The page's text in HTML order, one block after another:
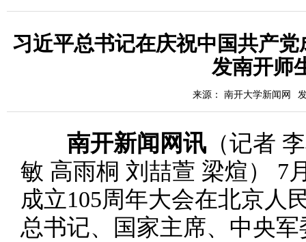
习近平总书记在庆祝中国共产
发南开师
来源： 南开大学新闻网
南开新闻网讯 （记者
敏 高雨桐 刘喆萱 梁煊） 7
成立105周年大会在北京人
总书记、国家主席、中央